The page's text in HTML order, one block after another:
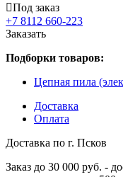
Под заказ
+7 8112 660-223
Заказать
Подборки товаров:
Цепная пила
Доставка
Оплата
Доставка по г. Псков
Заказ до 30 000 руб. -